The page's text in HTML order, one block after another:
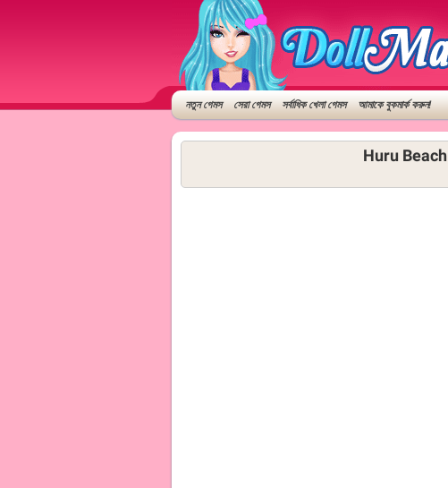
নতুন গেমস সেরা গেমস সর্বাধিক খেলা গেমস আমাকে বুকমার্ক করুন!
Huru